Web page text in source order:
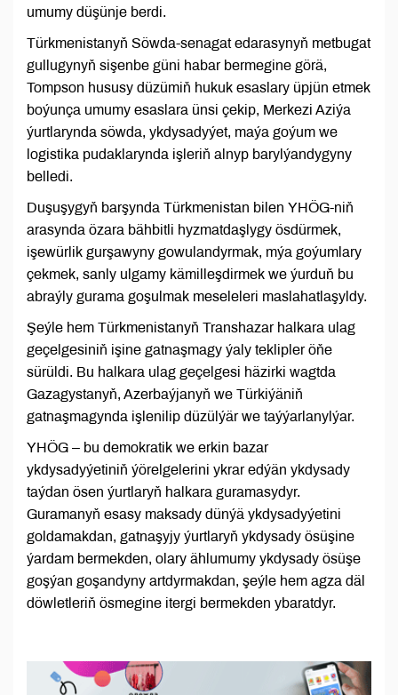
umumy düşünje berdi.
Türkmenistanyň Söwda-senagat edarasynyň metbugat
gullugynyň sişenbe güni habar bermegine görä,
Tompson hususy düzümiň hukuk esaslary üpjün etmek
boýunça umumy esaslara ünsi çekip, Merkezi Aziýa
ýurtlarynda söwda, ykdysadyýet, maýa goýum we
logistika pudaklarynda işleriň alnyp barylýandygyny
belledi.
Duşuşygyň barşynda Türkmenistan bilen YHÖG-niň
arasynda özara bähbitli hyzmatdaşlygy ösdürmek,
işewürlik gurşawyny gowulandyrmak, mýa goýumlary
çekmek, sanly ulgamy kämilleşdirmek we ýurduň bu
abraýly gurama goşulmak meseleleri maslahatlaşyldy.
Şeýle hem Türkmenistanyň Transhazar halkara ulag
geçelgesiniň işine gatnaşmagy ýaly teklipler öňe
sürüldi. Bu halkara ulag geçelgesi häzirki wagtda
Gazagystanyň, Azerbaýjanyň we Türkiýäniň
gatnaşmagynda işlenilip düzülýär we taýýarlanylýar.
YHÖG – bu demokratik we erkin bazar
ykdysadyýetiniň ýörelgelerini ykrar edýän ykdysady
taýdan ösen ýurtlaryň halkara guramasydyr.
Guramanyň esasy maksady dünýä ykdysadyýetini
goldamakdan, gatnaşyjy ýurtlaryň ykdysady ösüşine
ýardam bermekden, olary ählumumy ykdysady ösüşe
goşýan goşandyny artdyrmakdan, şeýle hem agza däl
döwletleriň ösmegine itergi bermekden ybaratdyr.